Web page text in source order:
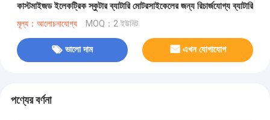
কাস্টমাইজড ইলেকট্রিক স্কুটার ব্যাটারি মোটরসাইকেলের জন্য রিচার্জযোগ্য ব্যাটারি
মূল্য：আলোচনাযোগ্য MOQ：2 ইউনিট
ভালো দাম এখন যোগাযোগ
পণ্যের বর্ণনা